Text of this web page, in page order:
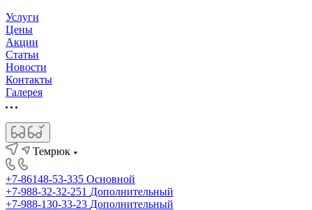
Услуги
Цены
Акции
Статьи
Новости
Контакты
Галерея
Темрюк
+7-86148-53-335 Основной
+7-988-32-32-251 Дополнительный
+7-988-130-33-23 Дополнительный